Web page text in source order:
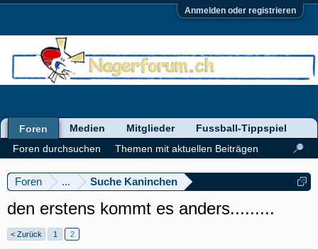
Anmelden oder registrieren
Foren ... Suche Kaninchen
den erstens kommt es anders.........
< Zurück 1 2
Foren
Foren durchsuchen
Themen mit aktuellen Beiträgen
Medien Mitglieder Fussball-Tippspiel